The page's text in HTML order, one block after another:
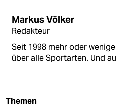
Markus Völker
Redakteur
Seit 1998 mehr oder
über alle Sportarten. Und
Themen